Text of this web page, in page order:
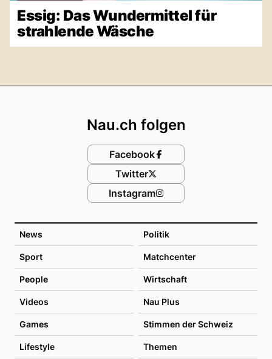
Essig: Das Wundermittel für
strahlende Wäsche
News Politik
Sport Matchcenter
People Wirtschaft
Videos Nau Plus
Games Stimmen der Schweiz
Lifestyle Themen
Nau.ch folgen
Facebook
Twitter
Instagram